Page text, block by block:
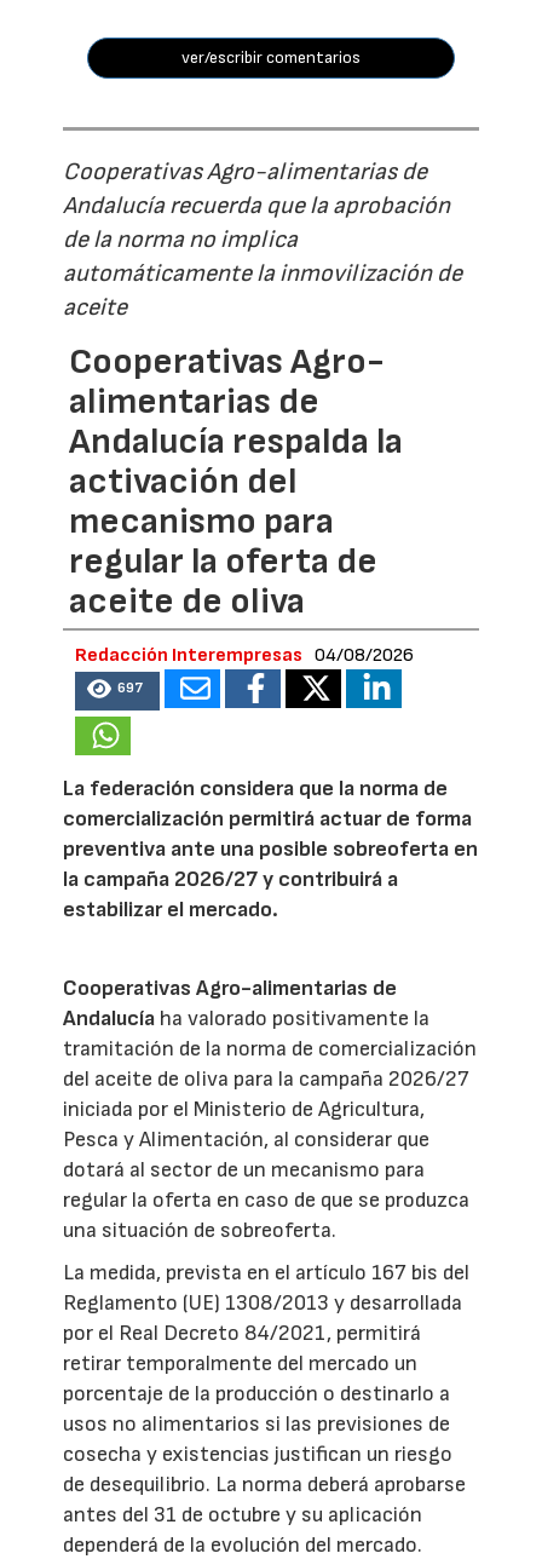
ver/escribir comentarios
Cooperativas Agro-alimentarias de
Andalucía recuerda que la aprobación
de la norma no implica
automáticamente la inmovilización de
aceite
Cooperativas Agro-
alimentarias de
Andalucía respalda la
activación del
mecanismo para
regular la oferta de
aceite de oliva
Redacción Interempresas 04/08/2026
697
La federación considera que la norma de
comercialización permitirá actuar de forma
preventiva ante una posible sobreoferta en
la campaña 2026/27 y contribuirá a
estabilizar el mercado.
Cooperativas Agro-alimentarias de
Andalucía ha valorado positivamente la
tramitación de la norma de comercialización
del aceite de oliva para la campaña 2026/27
iniciada por el Ministerio de Agricultura,
Pesca y Alimentación, al considerar que
dotará al sector de un mecanismo para
regular la oferta en caso de que se produzca
una situación de sobreoferta.
La medida, prevista en el artículo 167 bis del
Reglamento (UE) 1308/2013 y desarrollada
por el Real Decreto 84/2021, permitirá
retirar temporalmente del mercado un
porcentaje de la producción o destinarlo a
usos no alimentarios si las previsiones de
cosecha y existencias justifican un riesgo
de desequilibrio. La norma deberá aprobarse
antes del 31 de octubre y su aplicación
dependerá de la evolución del mercado.